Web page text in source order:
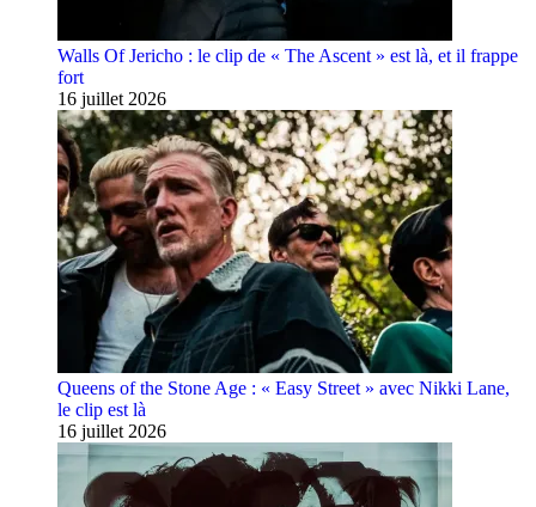
Walls Of Jericho : le clip de « The Ascent » est là, et il frappe
fort
16 juillet 2026
Queens of the Stone Age : « Easy Street » avec Nikki Lane,
le clip est là
16 juillet 2026